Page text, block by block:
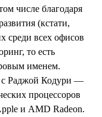
числе благодаря
(кстати,
среди всех офисов
то есть
именем.
с Раджой Кодури —
процессоров
и AMD Radeon.